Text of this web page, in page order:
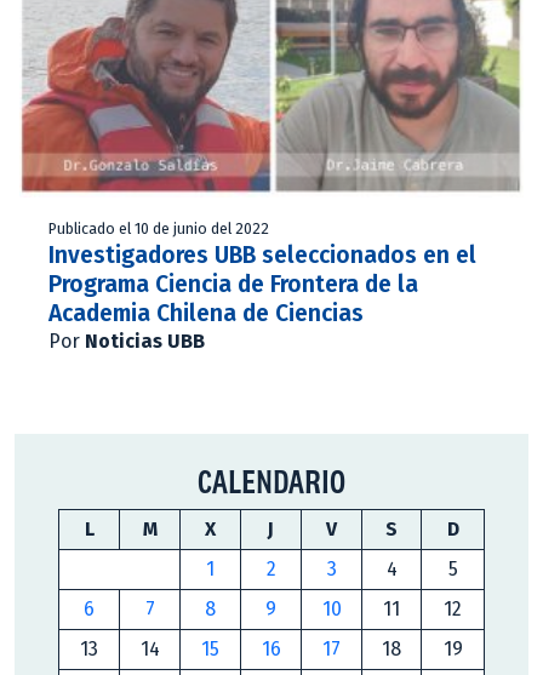
Publicado el 10 de junio del 2022
Investigadores UBB seleccionados en el
Programa Ciencia de Frontera de la
Academia Chilena de Ciencias
Por Noticias UBB
CALENDARIO
L M X J V S
D
1
2 3 4
5
6
7 8 9 10 11
12
13
14 15 16 17 18
19